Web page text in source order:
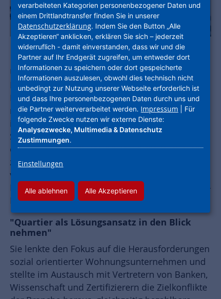
Und wer soll das bezahlen? Unter dieser
Fragestellung sprach am Freitag, 30. April, auf
Einladung der Deutschen Gesellschaft für
nachhaltiges Bauen (DGNB) eine Expertenrunde
im Rahmen der Berliner Energietage über
Strategien, Instrumente und neue Möglichkeiten
der Finanzierung von Gebäuden auf dem Weg
zur Klimaneutralität. Mehr als 500 Teilnehmer
verfolgten die digitale Veranstaltung. Für die
NHW dabei: Geschäftsführerin Monika Fontaine-
Kretschmer.
"Quartier als Lösungsansatz in den Blick
nehmen"
Sie lenkte den Fokus auf die Herausforderungen
sozial orientierter Wohnungsunternehmen und
stellte im Austausch mit Vertretern von Banken,
Wissenschaft und Zertifizierern die Zielkonflikte
verarbeiteten Kategorien personenbezogener Daten und
einem Drittlandtransfer finden Sie in unserer
Datenschutzerklärung. Indem Sie den Button „Alle
Akzeptieren“ anklicken, erklären Sie sich – jederzeit
widerruflich - damit einverstanden, dass wir und die
Partner auf Ihr Endgerät zugreifen, um entweder dort
Informationen zu speichern oder dort gespeicherte
Informationen auszulesen, obwohl dies technisch nicht
unbedingt zur Nutzung unserer Webseite erforderlich ist
und dass Ihre personenbezogenen Daten durch uns und
die Partner weiterverarbeitet werden. Impressum | Für
folgende Zwecke nutzen wir externe Dienste:
Analysezwecke, Multimedia & Datenschutz
Zustimmungen.
Einstellungen
Alle ablehnen Alle Akzeptieren